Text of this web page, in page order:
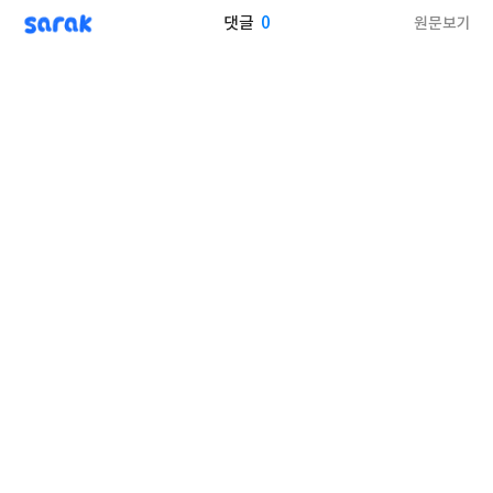
sarak 댓글 0 원문보기